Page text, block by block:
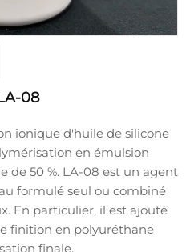
08
ionique d'huile de silicone
en émulsion
de 50 %. LA-08 est un agent
formulé seul ou combiné
En particulier, il est ajouté
finition en polyuréthane
finale.